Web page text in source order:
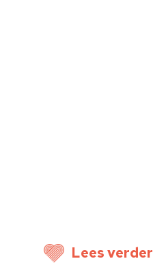
Lees verder